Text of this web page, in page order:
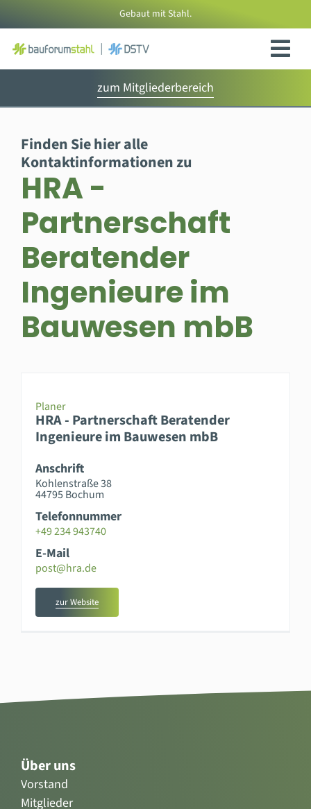
Inhalt
springen
Gebaut mit Stahl.
zum Mitgliederbereich
Finden Sie hier alle
Kontaktinformationen zu
HRA -
Partnerschaft
Beratender
Ingenieure im
Bauwesen mbB
Planer
HRA - Partnerschaft Beratender
Ingenieure im Bauwesen mbB
Anschrift
Kohlenstraße 38
44795 Bochum
Telefonnummer
+49 234 943740
E-Mail
post@hra.de
zur Website
Über uns
Vorstand
Mitglieder